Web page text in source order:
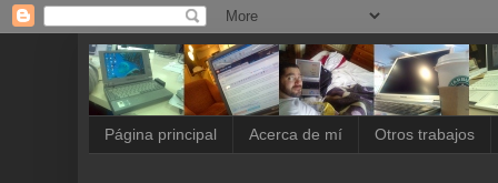
Página principal Acerca de mí Otros trabajos